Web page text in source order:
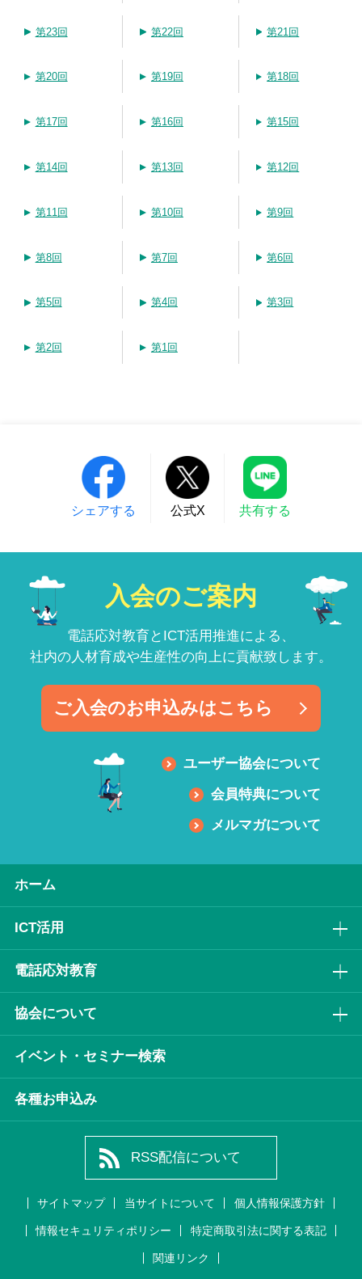
第23回 第22回 第21回
第20回 第19回 第18回
第17回 第16回 第15回
第14回 第13回 第12回
第11回 第10回 第9回
第8回 第7回 第6回
第5回 第4回 第3回
第2回 第1回
シェアする 公式X 共有する
入会のご案内
電話応対教育とICT活用推進による、
社内の人材育成や生産性の向上に貢献致します。
ご入会のお申込みはこちら
ユーザー協会について
会員特典について
メルマガについて
ホーム
ICT活⽤
電話応対教育
協会について
イベント・セミナー検索
各種お申込み
RSS配信について
サイトマップ 当サイトについて 個人情報保護方針
情報セキュリティポリシー 特定商取引法に関する表記
関連リンク